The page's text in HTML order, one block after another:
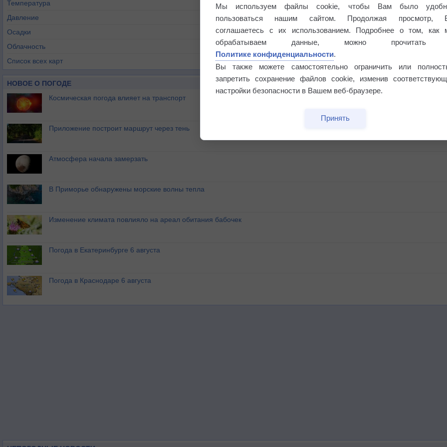
Температура
Давление
Осадки
Облачность
Список всех карт
НОВОЕ О ПОГОДЕ
Космическая погода влияет на транспорт
Приложение построит маршрут через тень
Атмосфера начала замерзать
В Приморье обнаружены морские волны тепла
Изменение климата повлияло на ареал обитания бабочек
Погода в Екатеринбурге 6 августа
Погода в Краснодаре 6 августа
Мы используем файлы cookie, чтобы Вам было
пользоваться нашим сайтом. Продолжая просмотр,
соглашаетесь с их использованием. Подробнее о том, как
обрабатываем данные, можно прочитать
Политике конфиденциальности.
Вы также можете самостоятельно ограничить или
запретить сохранение файлов cookie, изменив
настройки безопасности в Вашем веб-браузере.
Принять